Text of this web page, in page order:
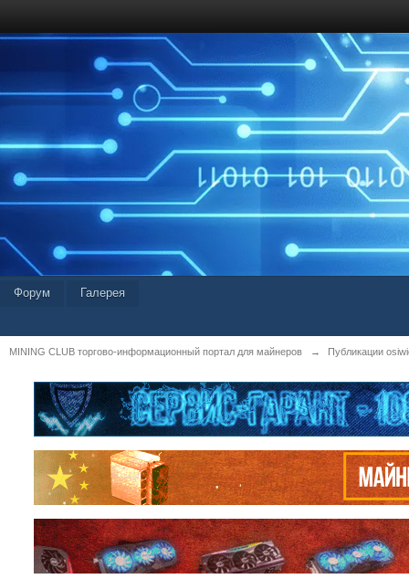
Форум Галерея
MINING CLUB торгово-информационный портал для майнеров → Публикации